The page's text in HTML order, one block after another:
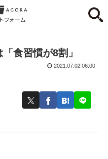
食習慣が8割」
2021.07.02 06:00